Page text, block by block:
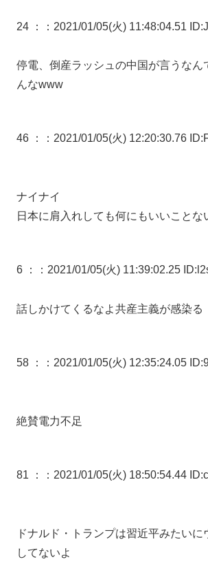
24 ： ：2021/01/05(火) 11:48:04.51
停電、倒産ラッシュの中国が言うなん
んなwww
46 ： ：2021/01/05(火) 12:20:30.76
ナイナイ
日本に肩入れしても何にもいいことな
6 ： ：2021/01/05(火) 11:39:02.25
話しかけてくるなよ共産主義が感染る
58 ： ：2021/01/05(火) 12:35:24.05
絶賛電力不足
81 ： ：2021/01/05(火) 18:50:54.44
ドナルド・トランプは習近平みたい
してないよ